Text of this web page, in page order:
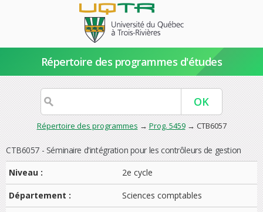
Répertoire des programmes d'études
Répertoire des programmes → Prog. 5459→ CTB6057
CTB6057 - Séminaire d'intégration pour les contrôleurs de gestion
Niveau :
2e cycle
Département : Sciences comptables